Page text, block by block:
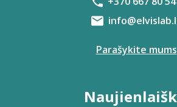
Parašykite mums